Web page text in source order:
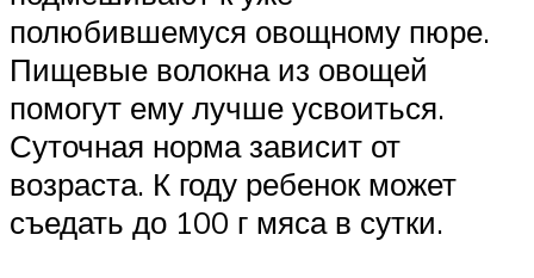
полюбившемуся овощному пюре.
Пищевые волокна из овощей
помогут ему лучше усвоиться.
Суточная норма зависит от
возраста. К году ребенок может
съедать до 100 г мяса в сутки.